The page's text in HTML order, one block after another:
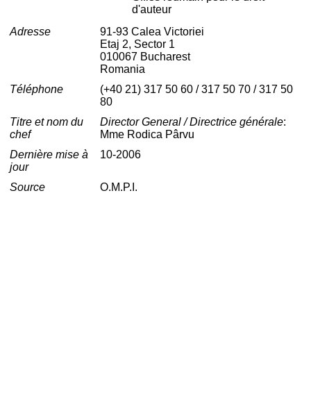
d'auteur
Adresse
91-93 Calea Victoriei
Etaj 2, Sector 1
010067 Bucharest
Romania
Téléphone
(+40 21) 317 50 60 / 317 50 70 / 317 50
80
Titre et nom du
chef
Director General / Directrice générale:
Mme Rodica Pârvu
Dernière mise à
jour
10-2006
Source O.M.P.I.